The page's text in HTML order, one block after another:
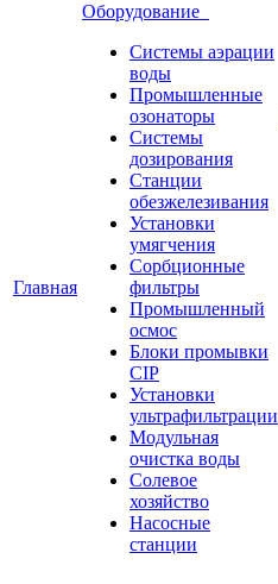
Главная
Оборудование
Системы аэрации
воды
Промышленные
озонаторы
Системы
дозирования
Станции
обезжелезивания
Установки
умягчения
Сорбционные
фильтры
Промышленный
осмос
Блоки промывки
CIP
Установки
ультрафильтрации
Модульная
очистка воды
Солевое
хозяйство
Насосные
станции